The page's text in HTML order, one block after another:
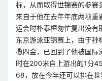
标，从而取得世锦赛的参赛
来自于他在去年年底两项重
运会时朴泰桓匆忙复出没有
东京游泳亚锦赛上，由于孙
揽四金，已回到了他被国际
时在200米自上游出的1分
68，放在今年还可以排在